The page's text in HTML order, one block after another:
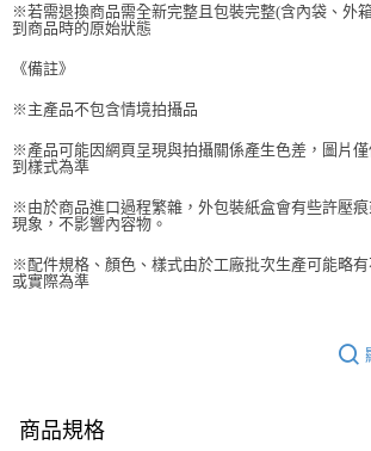
２．關於個人資料處理事宜，請瀏覽以下網址：
https://aftee.tw/terms/#terms3
３．未成年的使用者請事先徵得法定代理人或監護人之
「AFTEE先享後付」，若未經同意申辦者引起之損失
任。
時審查核予不同之上限額度；若仍有額度不足之情形
請求用戶進行身份認證。
恩沛科技股份有限公司將有權停止該用戶之使用額度
每筆NT$70，滿NT$599(含以上)免運費
宅配-台灣本島
每筆NT$100，滿NT$599(含以上)免運費
宅配-離島
※若需退換商品需全新完整且包裝完整(含內袋、外
到商品時的原始狀態
《備註》
※主產品不包含情境拍攝品
※產品可能因網頁呈現與拍攝關係產生色差，圖片
到樣式為準
※由於商品進口過程繁雜，外包裝紙盒會有些許壓
現象，不影響內容物。
※配件規格、顏色、樣式由於工廠批次生產可能略
或實際為準
商品規格